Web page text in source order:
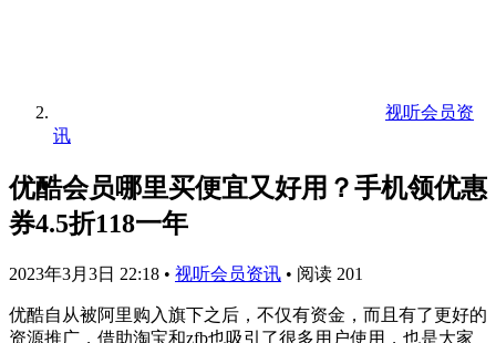
视听会员资
讯
优酷会员哪里买便宜又好用？手机领优惠
券4.5折118一年
2023年3月3日 22:18 • 视听会员资讯 • 阅读 201
优酷自从被阿里购入旗下之后，不仅有资金，而且有了更好的
资源推广，借助淘宝和zfb也吸引了很多用户使用，也是大家